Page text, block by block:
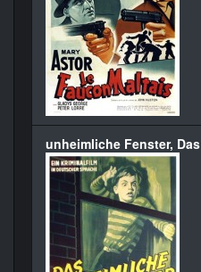
unheimliche Fenster, Das